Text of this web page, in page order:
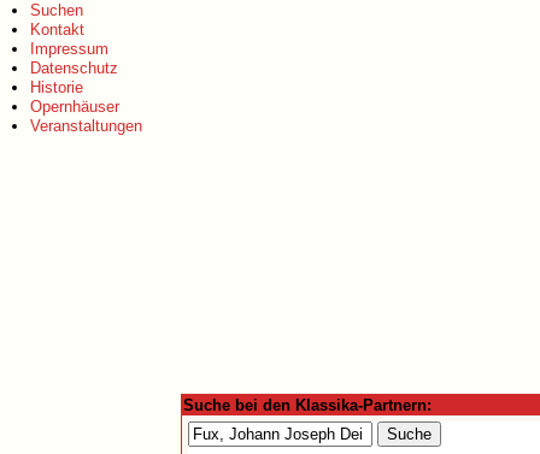
Suchen
Kontakt
Impressum
Datenschutz
Historie
Opernhäuser
Veranstaltungen
Suche bei den Klassika-Partnern: